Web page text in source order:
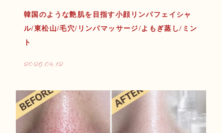
韓国のような艶肌を目指す小顔リンパフェイシャ
ル/東松山/毛穴/リンパマッサージ/よもぎ蒸し/ミン
ト
2026.04.12